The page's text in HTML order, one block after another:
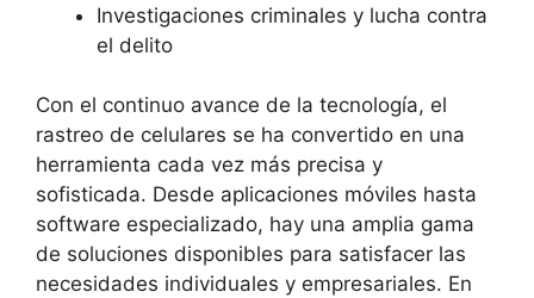
Investigaciones ⁢criminales y lucha contra
‍el delito
Con el continuo avance de la tecnología, el
rastreo de celulares se ha convertido en una⁣
herramienta cada vez más⁤ precisa y‍
sofisticada. Desde aplicaciones móviles hasta⁤
software especializado, hay ⁢una amplia gama
de⁤ soluciones disponibles para satisfacer ‌las
necesidades individuales‍ y empresariales. En‌